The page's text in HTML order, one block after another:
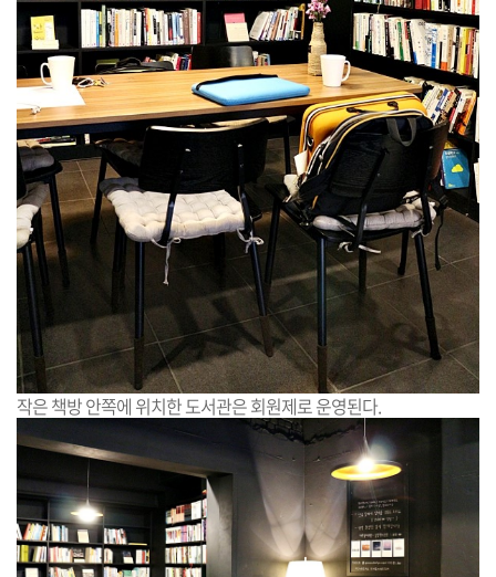
작은 책방 안쪽에 위치한 도서관은 회원제로 운영된다.